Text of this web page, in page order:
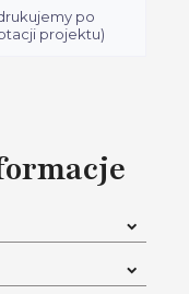
po
projektu)
zakupu na
za zamówienie
Dodaj do koszyka
już zamówisz,